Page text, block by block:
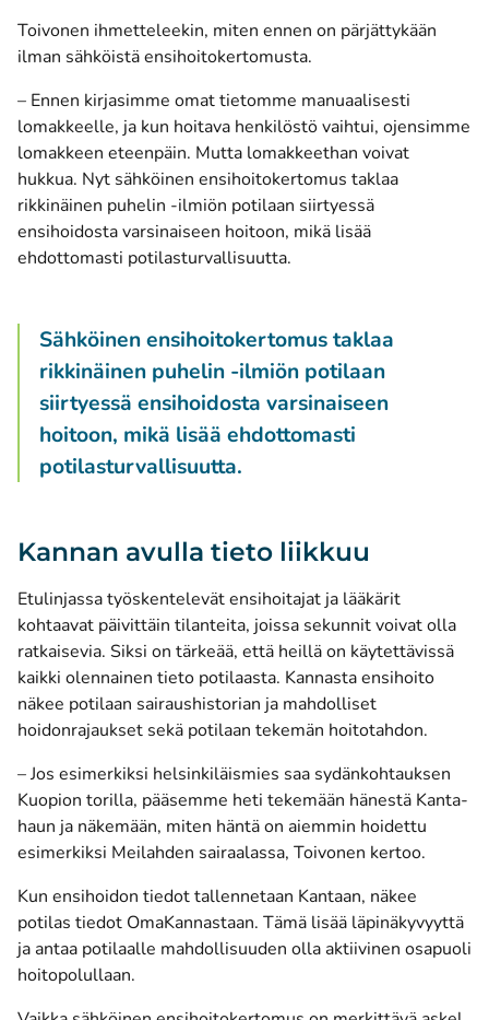
Toivonen ihmetteleekin, miten ennen on pärjättykään
ilman sähköistä ensihoitokertomusta.
– Ennen kirjasimme omat tietomme manuaalisesti
lomakkeelle, ja kun hoitava henkilöstö vaihtui, ojensimme
lomakkeen eteenpäin. Mutta lomakkeethan voivat
hukkua. Nyt sähköinen ensihoitokertomus taklaa
rikkinäinen puhelin -ilmiön potilaan siirtyessä
ensihoidosta varsinaiseen hoitoon, mikä lisää
ehdottomasti potilasturvallisuutta.
Sähköinen ensihoitokertomus taklaa
rikkinäinen puhelin -ilmiön potilaan
siirtyessä ensihoidosta varsinaiseen
hoitoon, mikä lisää ehdottomasti
potilasturvallisuutta.
Kannan avulla tieto liikkuu
Etulinjassa työskentelevät ensihoitajat ja lääkärit
kohtaavat päivittäin tilanteita, joissa sekunnit voivat olla
ratkaisevia. Siksi on tärkeää, että heillä on käytettävissä
kaikki olennainen tieto potilaasta. Kannasta ensihoito
näkee potilaan sairaushistorian ja mahdolliset
hoidonrajaukset sekä potilaan tekemän hoitotahdon.
– Jos esimerkiksi helsinkiläismies saa sydänkohtauksen
Kuopion torilla, pääsemme heti tekemään hänestä Kanta-
haun ja näkemään, miten häntä on aiemmin hoidettu
esimerkiksi Meilahden sairaalassa, Toivonen kertoo.
Kun ensihoidon tiedot tallennetaan Kantaan, näkee
potilas tiedot OmaKannastaan. Tämä lisää läpinäkyvyyttä
ja antaa potilaalle mahdollisuuden olla aktiivinen osapuoli
hoitopolullaan.